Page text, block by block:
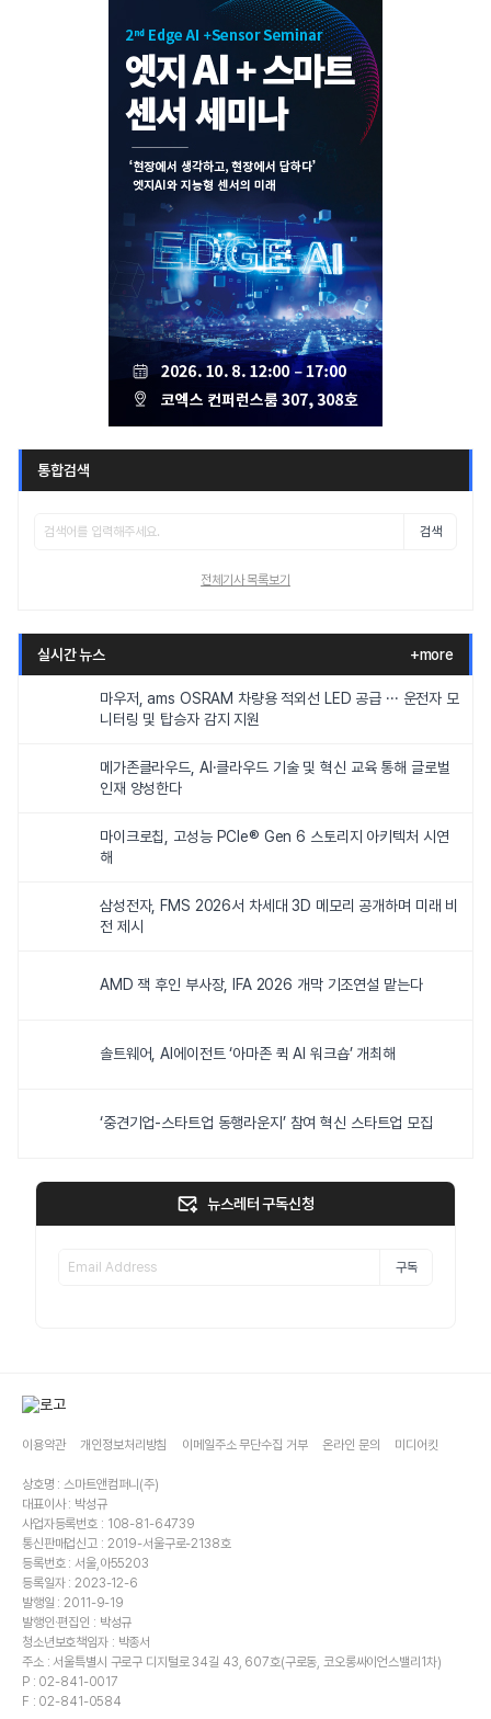
통합검색
검색
전체기사 목록보기
실시간 뉴스 +more
마우저, ams OSRAM 차량용 적외선 LED 공급 ··· 운전자 모
니터링 및 탑승자 감지 지원
메가존클라우드, AI·클라우드 기술 및 혁신 교육 통해 글로벌
인재 양성한다
마이크로칩, 고성능 PCIe® Gen 6 스토리지 아키텍처 시연
해
삼성전자, FMS 2026서 차세대 3D 메모리 공개하며 미래 비
전 제시
AMD 잭 후인 부사장, IFA 2026 개막 기조연설 맡는다
솔트웨어, AI에이전트 ‘아마존 퀵 AI 워크숍’ 개최해
‘중견기업-스타트업 동행라운지’ 참여 혁신 스타트업 모집
뉴스레터 구독신청
구독
이용약관 개인정보처리방침 이메일주소 무단수집 거부 온라인 문의 미디어킷
상호명 : 스마트앤컴퍼니(주)
대표이사 : 박성규
사업자등록번호 : 108-81-64739
통신판매업신고 : 2019-서울구로-2138호
등록번호 : 서울,아55203
등록일자 : 2023-12-6
발행일 : 2011-9-19
발행인·편집인 : 박성규
청소년보호책임자 : 박종서
주소 : 서울특별시 구로구 디지털로 34길 43, 607호(구로동, 코오롱싸이언스밸리1차)
P : 02-841-0017
F : 02-841-0584